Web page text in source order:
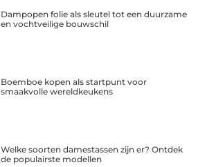
Dampopen folie als sleutel tot een duurzame
en vochtveilige bouwschil
Boemboe kopen als startpunt voor
smaakvolle wereldkeukens
Welke soorten damestassen zijn er? Ontdek
de populairste modellen